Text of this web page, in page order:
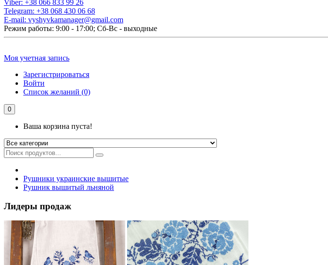
Viber: +38 066 833 99 26
Telegram: +38 068 430 06 68
E-mail: vyshyvkamanager@gmail.com
Режим работы: 9:00 - 17:00; Сб-Вс - выходные
Моя учетная запись
Зарегистрироваться
Войти
Список желаний (0)
0
Ваша корзина пуста!
Рушники украинские вышитые
Рушник вышитый льняной
Лидеры продаж